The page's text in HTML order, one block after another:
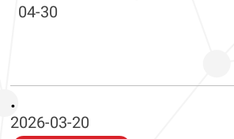
04-30
.
2026-03-20